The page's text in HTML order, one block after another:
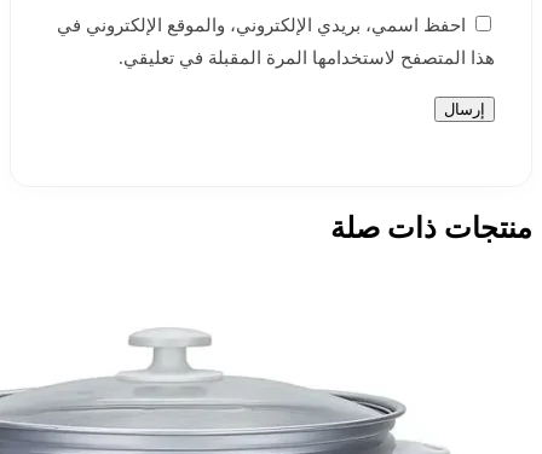
احفظ اسمي، بريدي الإلكتروني، والموقع الإلكتروني في
هذا المتصفح لاستخدامها المرة المقبلة في تعليقي.
منتجات ذات صلة